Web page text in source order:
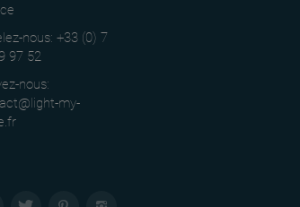
nous: +33 (0) 7
97 52
nous:
my-